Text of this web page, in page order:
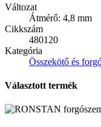
Változat
Átmérő: 4,8 mm
Cikkszám
480120
Kategória
Összekötő és
Választott termék